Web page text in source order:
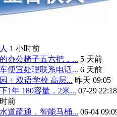
1 小时前
办公椅子五六把，... 5 天前
便宜处理联系电话... 6 天前
+ 双语学校 高层... 昨天 09:05
1年 180容量，2米... 07-29 22:18
前
道疏通，智能马桶... 06-04